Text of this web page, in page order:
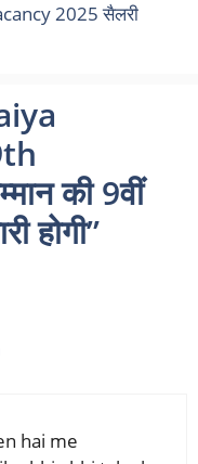
2025 सैलरी
की 9वीं
होगी”
hai me